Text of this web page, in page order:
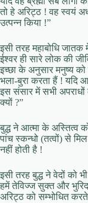
तो हे अरिट्ठ ! वह स्वयं
उत्पन्न किया !”
इसी तरह महाबोधि
ईश्वर ही सारे लोक की
इच्छा के अनुसार मनुष्य को
भला-बुरा करता हैं ! यदि
इस संसार में सभी अपराधों
क्यों ?”
बुद्ध ने आत्मा के अस्तित्व
पांच स्कन्धो (तत्वों) से
नहीं होती है !
इसी तरह बुद्ध ने वेदों को
हमें तेविज्ज सुक्त और
अरिट्ठ को सम्भोधित